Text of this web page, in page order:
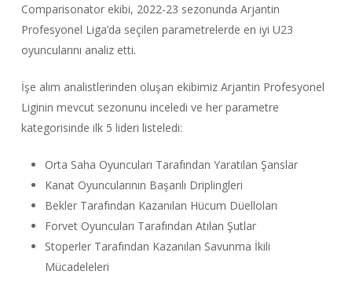
Comparisonator ekibi, 2022-23 sezonunda Arjantin
Profesyonel Liga’da seçilen parametrelerde en iyi U23
oyuncularını analiz etti.
İşe alım analistlerinden oluşan ekibimiz Arjantin Profesyonel
Liginin mevcut sezonunu inceledi ve her parametre
kategorisinde ilk 5 lideri listeledi:
Orta Saha Oyuncuları Tarafından Yaratılan Şanslar
Kanat Oyuncularının Başarılı Driplingleri
Bekler Tarafından Kazanılan Hücum Düelloları
Forvet Oyuncuları Tarafından Atılan Şutlar
Stoperler Tarafından Kazanılan Savunma İkili
Mücadeleleri